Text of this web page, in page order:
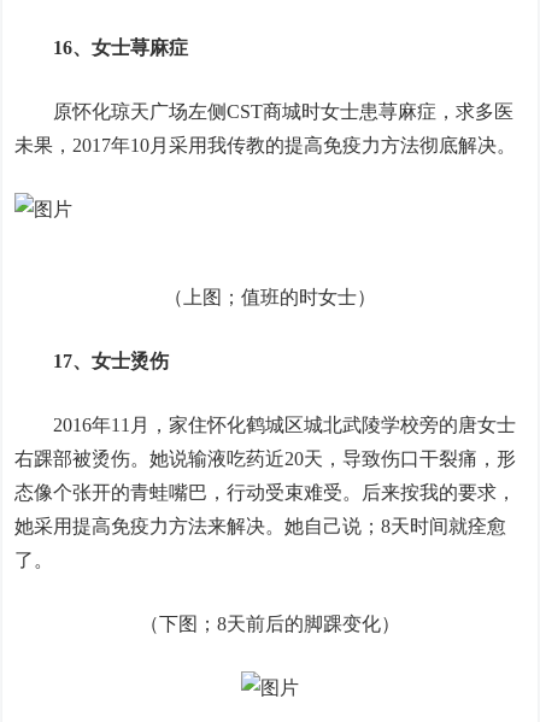
16、女士荨麻症
原怀化琼天广场左侧CST商城时女士患荨麻症，求多医
未果，2017年10月采用我传教的提高免疫力方法彻底解决。
（上图；值班的时女士）
17、女士烫伤
2016年11月，家住怀化鹤城区城北武陵学校旁的唐女士
右踝部被烫伤。她说输液吃药近20天，导致伤口干裂痛，形
态像个张开的青蛙嘴巴，行动受束难受。后来按我的要求，
她采用提高免疫力方法来解决。她自己说；8天时间就痊愈
了。
（下图；8天前后的脚踝变化）